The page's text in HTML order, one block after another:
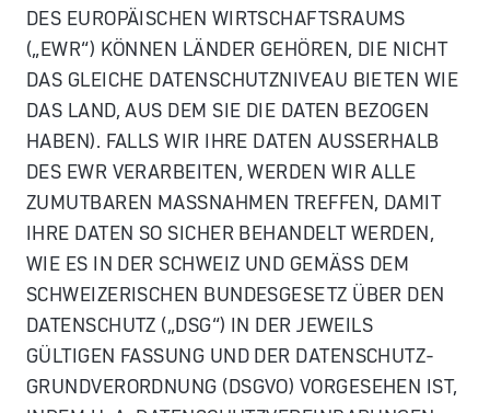
DES EUROPÄISCHEN WIRTSCHAFTSRAUMS
(„EWR“) KÖNNEN LÄNDER GEHÖREN, DIE NICHT
DAS GLEICHE DATENSCHUTZNIVEAU BIETEN WIE
DAS LAND, AUS DEM SIE DIE DATEN BEZOGEN
HABEN). FALLS WIR IHRE DATEN AUSSERHALB
DES EWR VERARBEITEN, WERDEN WIR ALLE
ZUMUTBAREN MASSNAHMEN TREFFEN, DAMIT
IHRE DATEN SO SICHER BEHANDELT WERDEN,
WIE ES IN DER SCHWEIZ UND GEMÄSS DEM
SCHWEIZERISCHEN BUNDESGESETZ ÜBER DEN
DATENSCHUTZ („DSG“) IN DER JEWEILS
GÜLTIGEN FASSUNG UND DER DATENSCHUTZ-
GRUNDVERORDNUNG (DSGVO) VORGESEHEN IST,